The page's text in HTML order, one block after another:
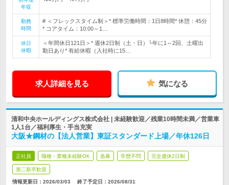
年収
勤務
時間
# ＜フレックスタイム制＞* 標準労働時間：1日8時間* 休憩：45分
* コアタイム：10:00～1…
休日
休暇
＜年間休日121日＞* 週休2日制（土・日）└年に1～2回、土曜出
勤日あり* 有給休暇（入社時に15…
求人詳細を見る 気になる
清和中央ホールディングス株式会社 | 未経験歓迎／残業10時間未満／営業車
1人1台／福利厚生・手当充実
大阪★鋼材の【法人営業】東証スタンダード上場／年休126日
正社員 職種・業種未経験OK 急募 学歴不問 完全週休2日制
第二新卒歓迎
情報更新日：2026/03/03 終了予定日： 2026/08/31